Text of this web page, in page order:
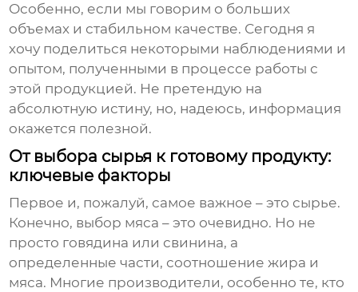
Особенно, если мы говорим о больших
объемах и стабильном качестве. Сегодня я
хочу поделиться некоторыми наблюдениями и
опытом, полученными в процессе работы с
этой продукцией. Не претендую на
абсолютную истину, но, надеюсь, информация
окажется полезной.
От выбора сырья к готовому продукту:
ключевые факторы
Первое и, пожалуй, самое важное – это сырье.
Конечно, выбор мяса – это очевидно. Но не
просто говядина или свинина, а
определенные части, соотношение жира и
мяса. Многие производители, особенно те, кто